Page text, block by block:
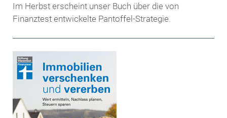
Im Herbst erscheint unser Buch über die von
Finanztest entwickelte Pantoffel-Strategie.